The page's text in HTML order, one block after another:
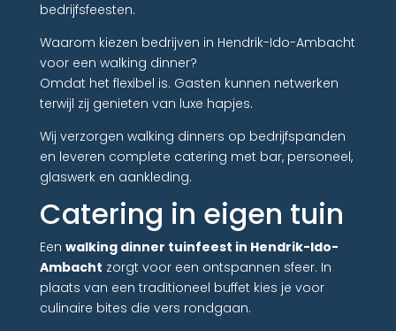
bedrijfsfeesten.
Waarom kiezen bedrijven in Hendrik-Ido-Ambacht
voor een walking dinner?
Omdat het flexibel is. Gasten kunnen netwerken
terwijl zij genieten van luxe hapjes.
Wij verzorgen walking dinners op bedrijfspanden
en leveren complete catering met bar, personeel,
glaswerk en aankleding.
Catering in eigen tuin
Een walking dinner tuinfeest in Hendrik-Ido-
Ambacht zorgt voor een ontspannen sfeer. In
plaats van een traditioneel buffet kies je voor
culinaire bites die vers rondgaan.